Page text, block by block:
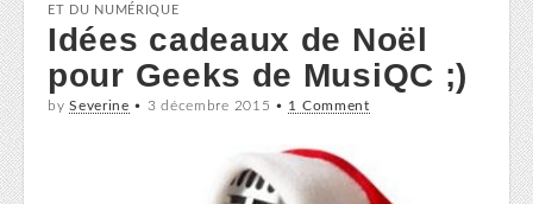
ET DU NUMÉRIQUE
Idées cadeaux de Noël
pour Geeks de MusiQC ;)
bySeverine • 3 décembre 2015 • 1 Comment